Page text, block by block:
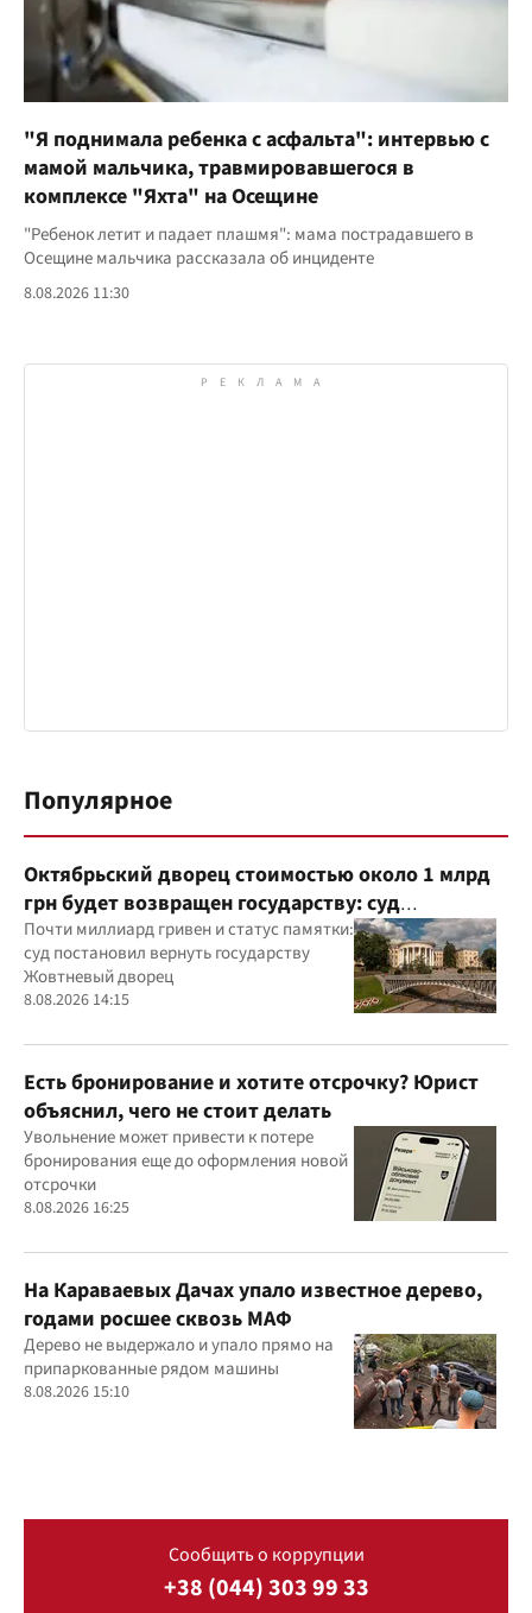
"Я поднимала ребенка с асфальта": интервью с
мамой мальчика, травмировавшегося в
комплексе "Яхта" на Осещине
"Ребенок летит и падает плашмя": мама пострадавшего в
Осещине мальчика рассказала об инциденте
8.08.2026 11:30
Популярное
Октябрьский дворец стоимостью около 1 млрд
грн будет возвращен государству: суд
удовлетворил иск прокуратуры
Почти миллиард гривен и статус памятки:
суд постановил вернуть государству
Жовтневый дворец
8.08.2026 14:15
Есть бронирование и хотите отсрочку? Юрист
объяснил, чего не стоит делать
Увольнение может привести к потере
бронирования еще до оформления новой
отсрочки
8.08.2026 16:25
На Караваевых Дачах упало известное дерево,
годами росшее сквозь МАФ
Дерево не выдержало и упало прямо на
припаркованные рядом машины
8.08.2026 15:10
Сообщить о коррупции
+38 (044) 303 99 33